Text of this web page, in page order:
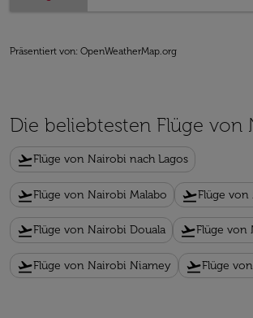
Präsentiert von: OpenWeatherMap.org
Die beliebtesten Flüge von
flight_takeoffFlüge von Nairobi nach Lagos
flight_takeoffFlüge von Nairobi Malabo flight_takeoffFlüge
flight_takeoffFlüge von Nairobi Douala flight_takeoffFlüge von
flight_takeoffFlüge von Nairobi Niamey flight_takeoffFlüge